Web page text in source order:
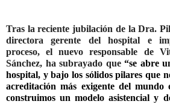
Tras la reciente jubilación de laDra.
directora gerente del hospital e
proceso, el nuevo responsable de
Sánchez, ha subrayado que “se abre
hospital, y bajo los sólidos pilares que
acreditación más exigente del
construimos un modelo asistencial y